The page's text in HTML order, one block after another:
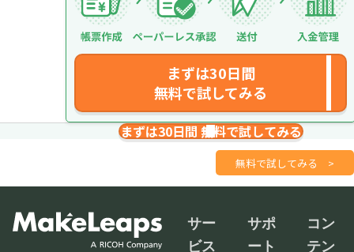
まずは30日間
無料で試してみる
まずは30日間 無料で試してみる
無料で試してみる >
サー
ビス
サポ
ート
コン
テン